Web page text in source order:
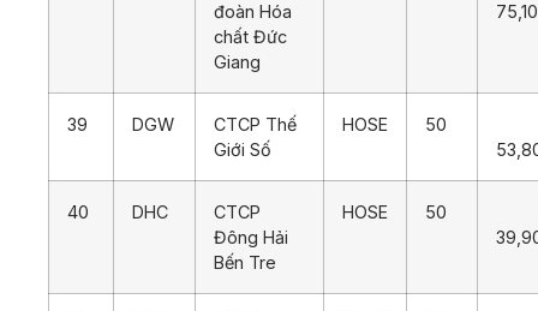
đoàn Hóa
chất Đức
Giang
39 DGW
CTCP Thế
Giới Số
HOSE
50
40 DHC
CTCP
Đông Hải
Bến Tre
HOSE
50